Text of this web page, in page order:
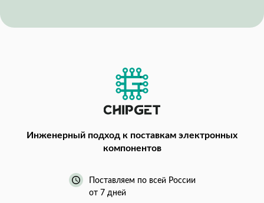
Инженерный подход к поставкам электронных
компонентов
Поставляем по всей России
от 7 дней